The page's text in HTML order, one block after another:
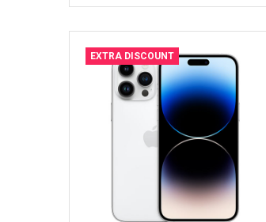
EXTRA DISCOUNT